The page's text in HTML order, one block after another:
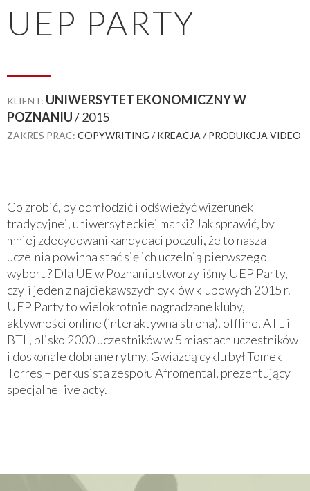
UEP PARTY
KLIENT: UNIWERSYTET EKONOMICZNY W
POZNANIU/ 2015
ZAKRES PRAC: COPYWRITING /KREACJA /PRODUKCJA VIDEO
Co zrobić, by odmłodzić i odświeżyć wizerunek
tradycyjnej, uniwersyteckiej marki? Jak sprawić, by
mniej zdecydowani kandydaci poczuli, że to nasza
uczelnia powinna stać się ich uczelnią pierwszego
wyboru? Dla UE w Poznaniu stworzyliśmy UEP Party,
czyli jeden z najciekawszych cyklów klubowych 2015 r.
UEP Party to wielokrotnie nagradzane kluby,
aktywności online (interaktywna strona), offline, ATL i
BTL, blisko 2000 uczestników w 5 miastach uczestników
i doskonale dobrane rytmy. Gwiazdą cyklu był Tomek
Torres – perkusista zespołu Afromental, prezentujący
specjalne live acty.